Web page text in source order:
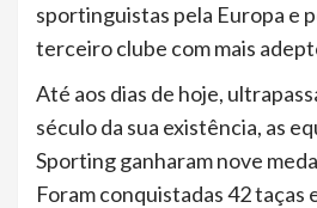
sportinguistas pela Europa e
terceiro clube com mais
Até aos dias de hoje,
século da sua existência, as
Sporting ganharam nove
Foram conquistadas 42 taças